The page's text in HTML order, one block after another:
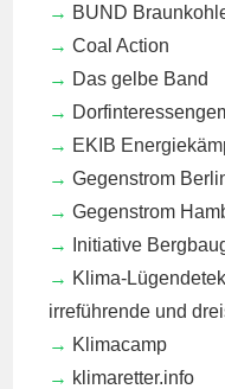
BUND
Coal Action
Das gelbe Band
EKIB
Gegenstrom
Gegenstrom
Initiative
Klima-
irreführende und
Klimacamp
klimaretter.info